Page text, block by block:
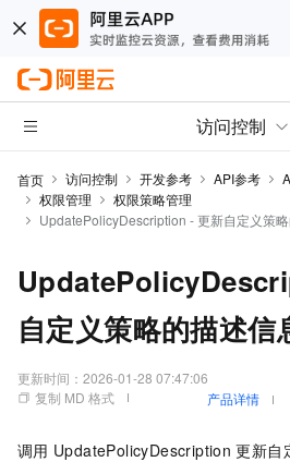
访问控制
首页 访问控制 开发参考 API参考
权限管理
权限策略管理
UpdatePolicyDescription - 更新自定义策
自定义策略的描述信
更新时间： 2026-01-28 07:47:06
复制 MD 格式
产品详情
调用 UpdatePolicyDescription 更新自